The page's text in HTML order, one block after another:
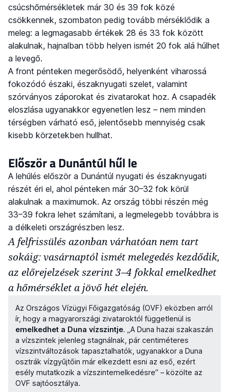
csúcshőmérsékletek már 30 és 39 fok közé
csökkennek, szombaton pedig tovább mérséklődik a
meleg: a legmagasabb értékek 28 és 33 fok között
alakulnak, hajnalban több helyen ismét 20 fok alá hűlhet
a levegő.
A front pénteken megerősödő, helyenként viharossá
fokozódó északi, északnyugati szelet, valamint
szórványos záporokat és zivatarokat hoz. A csapadék
eloszlása ugyanakkor egyenetlen lesz – nem minden
térségben várható eső, jelentősebb mennyiség csak
kisebb körzetekben hullhat.
Először a Dunántúl hűl le
A lehűlés először a Dunántúl nyugati és északnyugati
részét éri el, ahol pénteken már 30–32 fok körül
alakulnak a maximumok. Az ország többi részén még
33–39 fokra lehet számítani, a legmelegebb továbbra is
a délkeleti országrészben lesz.
A felfrissülés azonban várhatóan nem tart
sokáig: vasárnaptól ismét melegedés kezdődik,
az előrejelzések szerint 3–4 fokkal emelkedhet
a hőmérséklet a jövő hét elején.
Az Országos Vízügyi Főigazgatóság (OVF) eközben arról
ír, hogy a magyarországi zivataroktól függetlenül is
emelkedhet a Duna vízszintje. „A Duna hazai szakaszán
a vízszintek jelenleg stagnálnak, pár centiméteres
vízszintváltozások tapasztalhatók, ugyanakkor a Duna
osztrák vízgyűjtőin már elkezdett esni az eső, ezért
esély mutatkozik a vízszintemelkedésre” – közölte az
OVF sajtóosztálya.